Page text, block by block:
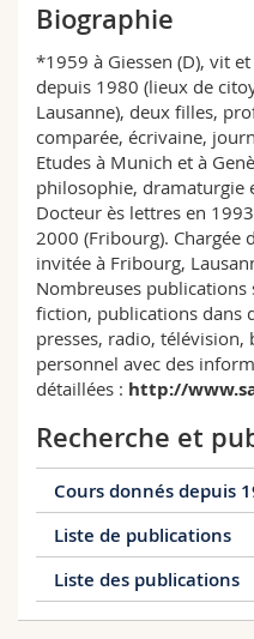
Sciences de
Sciences et médecine
Interfacultaire
Chercheurs
Collaborateurs
Doctorants
Bibliothèques
Webmail
Programme des cours
MyUnifr
Biographie
*1959 à Giessen (D), vit
depuis 1980 (lieux de
Lausanne), deux filles,
comparée, écrivaine,
Etudes à Munich et à
philosophie, dramaturgie
Docteur ès lettres en
2000 (Fribourg). Chargée
invitée à Fribourg,
Nombreuses
fiction, publications dans
presses, radio, télévision,
personnel avec des
détaillées : http://
Recherche et
Cours donnés depuis
Télécharger le
Liste de publications
http://sabinehaupt.ch/
Liste des publications